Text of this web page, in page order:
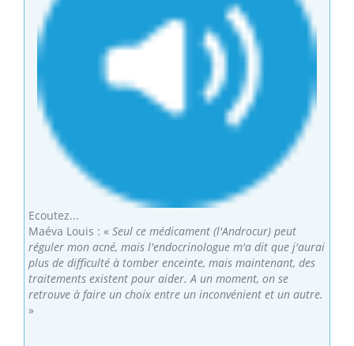
Ecoutez...
Maéva Louis : « Seul ce médicament (l'Androcur) peut
réguler mon acné, mais l'endocrinologue m'a dit que j'aurai
plus de difficulté à tomber enceinte, mais maintenant, des
traitements existent pour aider. A un moment, on se
retrouve à faire un choix entre un inconvénient et un autre.
»